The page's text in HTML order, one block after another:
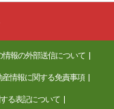
報の外部送信について
産情報に関する免責事項
る表記について